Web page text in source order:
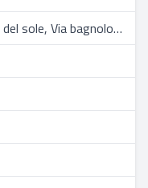
Castrocaro terme e terra del sole, Via bagnolo 160